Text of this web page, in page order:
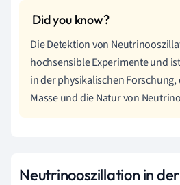
Die Detektion von
hochsensible Experimente und
in der physikalischen Forschung,
Masse und die Natur von
Neutrinooszillation in